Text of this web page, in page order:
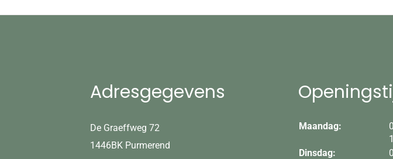
Adresgegevens
De Graeffweg 72
1446BK Purmerend
Maandag:
Dinsdag: